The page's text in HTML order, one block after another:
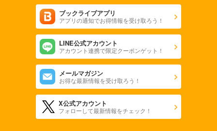
ブックライブアプリ
アプリの通知でお得情報を受け取ろう！
LINE公式アカウント
アカウント連携で限定クーポンゲット！
メールマガジン
お得な最新情報を受け取ろう！
X公式アカウント
フォローして最新情報をチェック！